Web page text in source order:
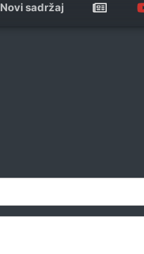
Novi sadržaj